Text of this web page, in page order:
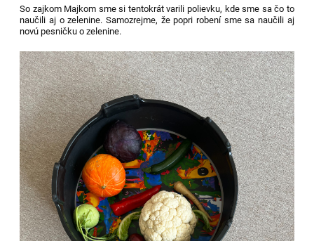
So zajkom Majkom sme si tentokrát varili polievku, kde sme sa čo to
naučili aj o zelenine. Samozrejme, že popri robení sme sa naučili aj
novú pesničku o zelenine.